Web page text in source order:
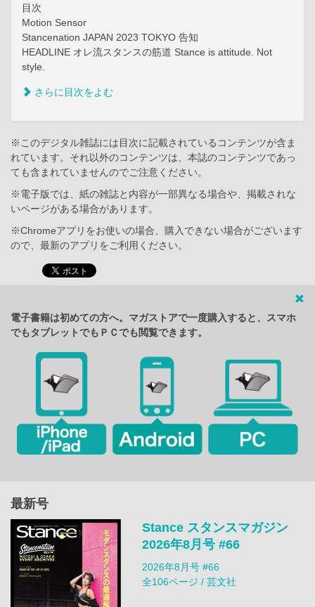
目次
Motion Sensor
Stancenation JAPAN 2023 TOKYO 告知
HEADLINE オレ流スタンスの筋道 Stance is attitude. Not
style.
さらに目次をよむ
※このデジタル雑誌には目次に記載されているコンテンツが含ま
れています。それ以外のコンテンツは、本誌のコンテンツであっ
ても含まれていませんのでご注意ください。
※電子版では、紙の雑誌と内容が一部異なる場合や、掲載されな
いページがある場合があります。
※Chromeアプリをお使いの場合、購入できない場合がございます
ので、最新のアプリをご利用ください。
電子書籍は初めての方へ。マガストアで一度購入すると、スマホ
でもタブレットでもＰＣでも閲覧できます。
最新号
Stance スタンスマガジン
2026年8月号 #66
2026年8月号 #66
全106ページ / 芸文社